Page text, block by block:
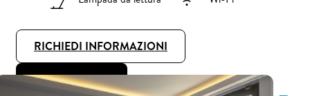
RICHIEDI INFORMAZIONI
PRENOTA ORA